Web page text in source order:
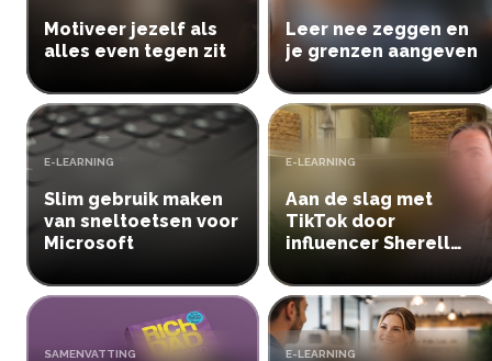
Motiveer jezelf als
alles even tegen zit
Leer nee zeggen en
je grenzen aangeven
Slim gebruik maken
van sneltoetsen voor
Microsoft
TYPE:
E-LEARNING
Aan de slag met
TikTok door
influencer Sherell
TYPE:
E-LEARNING
TYPE:
SAMENVATTING TYPE:
E-LEARNING